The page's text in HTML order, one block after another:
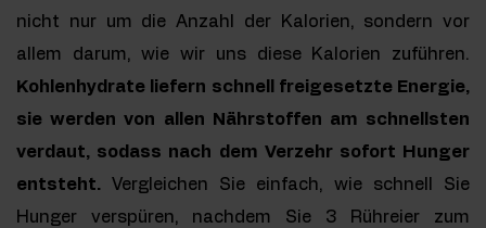
nicht nur um die Anzahl der Kalorien, sondern vor
allem darum, wie wir uns diese Kalorien zuführen.
Kohlenhydrate liefern schnell freigesetzte Energie,
sie werden von allen Nährstoffen am schnellsten
verdaut, sodass nach dem Verzehr sofort Hunger
entsteht. Vergleichen Sie einfach, wie schnell Sie
Hunger verspüren, nachdem Sie 3 Rühreier zum